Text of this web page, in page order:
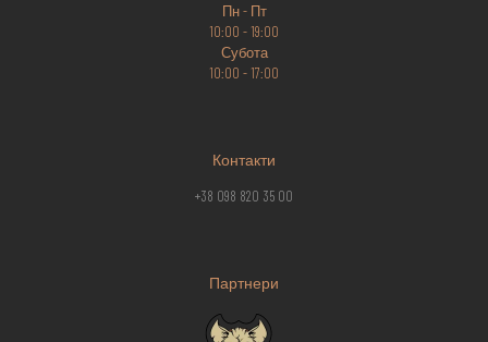
Пн - Пт
10:00 - 19:00
Субота
10:00 - 17:00
Контакти
+38 098 820 35 00
Партнери